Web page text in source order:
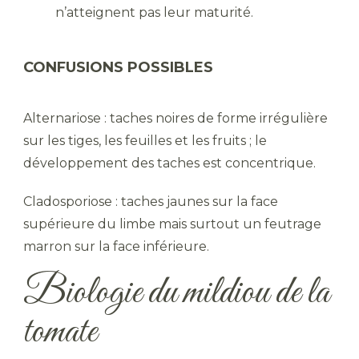
n’atteignent pas leur maturité.
CONFUSIONS POSSIBLES
Alternariose : taches noires de forme irrégulière
sur les tiges, les feuilles et les fruits ; le
développement des taches est concentrique.
Cladosporiose : taches jaunes sur la face
supérieure du limbe mais surtout un feutrage
marron sur la face inférieure.
Biologie du mildiou de la
tomate